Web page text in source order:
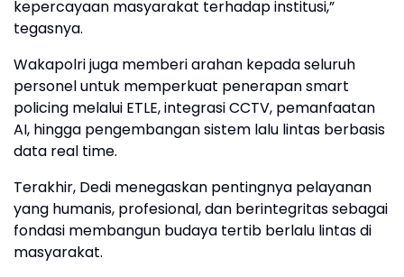
kepercayaan masyarakat terhadap institusi,”
tegasnya.
Wakapolri juga memberi arahan kepada seluruh
personel untuk memperkuat penerapan smart
policing melalui ETLE, integrasi CCTV, pemanfaatan
AI, hingga pengembangan sistem lalu lintas berbasis
data real time.
Terakhir, Dedi menegaskan pentingnya pelayanan
yang humanis, profesional, dan berintegritas sebagai
fondasi membangun budaya tertib berlalu lintas di
masyarakat.